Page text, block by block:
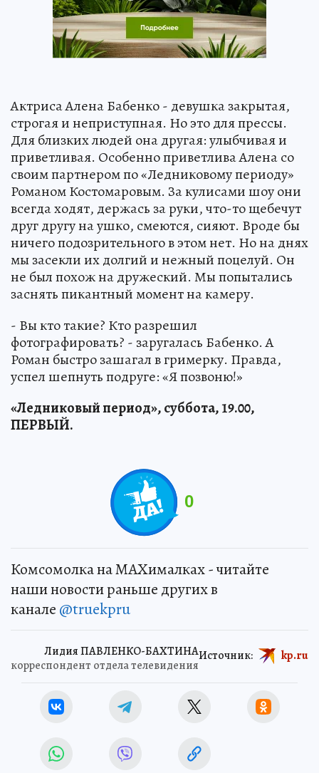
Актриса Алена Бабенко - девушка закрытая,
строгая и неприступная. Но это для прессы.
Для близких людей она другая: улыбчивая и
приветливая. Особенно приветлива Алена со
своим партнером по «Ледниковому периоду»
Романом Костомаровым. За кулисами шоу они
всегда ходят, держась за руки, что-то щебечут
друг другу на ушко, смеются, сияют. Вроде бы
ничего подозрительного в этом нет. Но на днях
мы засекли их долгий и нежный поцелуй. Он
не был похож на дружеский. Мы попытались
заснять пикантный момент на камеру.
- Вы кто такие? Кто разрешил
фотографировать? - заругалась Бабенко. А
Роман быстро зашагал в гримерку. Правда,
успел шепнуть подруге: «Я позвоню!»
«Ледниковый период», суббота, 19.00,
ПЕРВЫЙ.
0
Комсомолка на MAXималках - читайте
наши новости раньше других в
канале @truekpru
Лидия ПАВЛЕНКО-БАХТИНА
корреспондент отдела телевидения
Источник: kp.ru